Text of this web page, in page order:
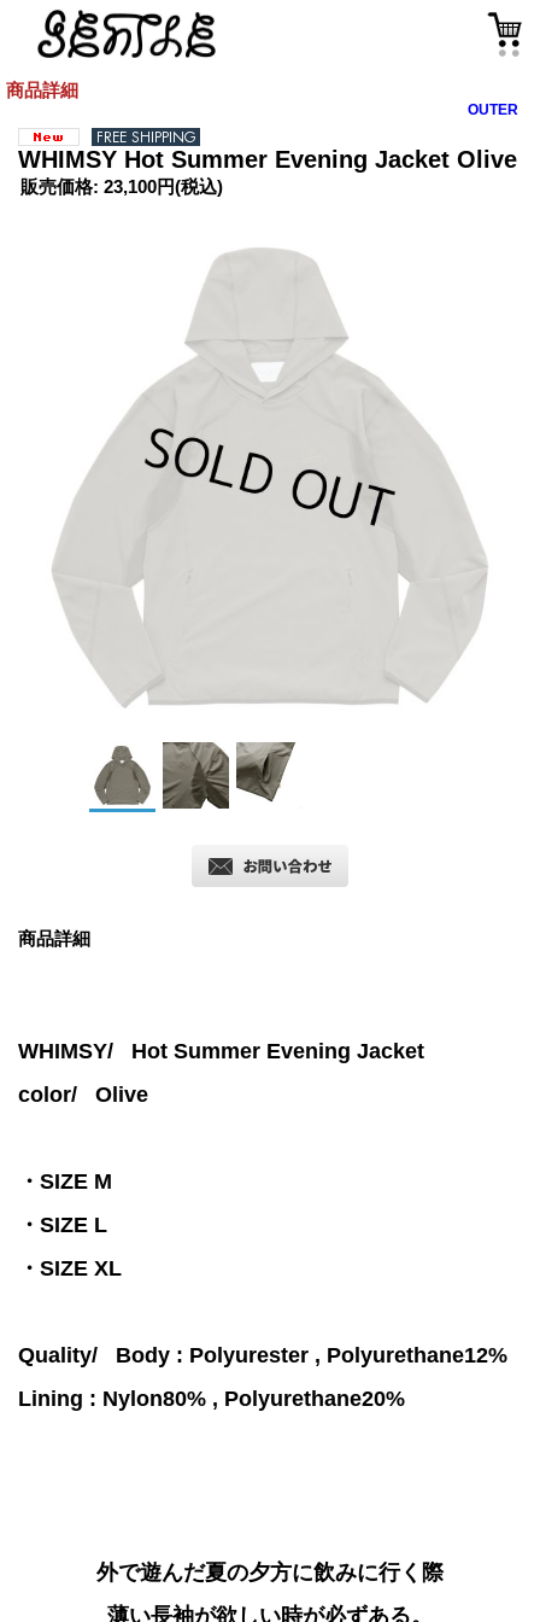
商品詳細
OUTER
WHIMSY Hot Summer Evening Jacket Olive
販売価格: 23,100円(税込)
商品詳細
WHIMSY/ Hot Summer Evening Jacket
color/ Olive
・SIZE M
・SIZE L
・SIZE XL
Quality/ Body : Polyurester , Polyurethane12%
Lining : Nylon80% , Polyurethane20%
外で遊んだ夏の夕方に飲みに行く際
薄い長袖が欲しい時が必ずある。